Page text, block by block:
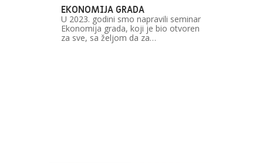
EKONOMIJA GRADA
U 2023. godini smo napravili seminar
Ekonomija grada, koji je bio otvoren
za sve, sa željom da za…